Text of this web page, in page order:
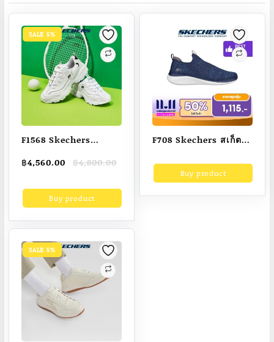
SALE 5%
F1568 Skechers
D’Lites 1.0 Shoes –
฿4,800.00
Original
was:
฿4,800.00.
฿4,560.00
Current
is:
฿4,560.00.Buy product
F708 Skechers สเก็ต
Men Sport Ultra Flex
3.0 Demchek
Buy product
SALE 5%